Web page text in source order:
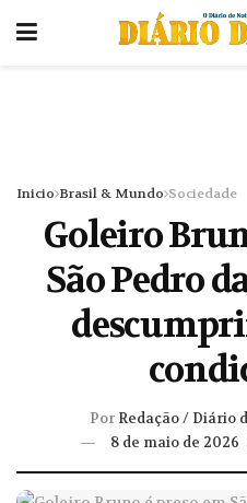
Inicio Brasil & Mundo Sociedade
Goleiro
São Pedro
Por Redação / Diário
8 de maio de 2026